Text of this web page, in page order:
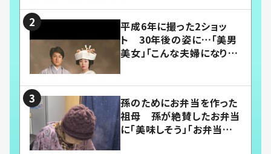
平成6年に撮った2ショッ
ト 30年後の姿に…「美男
美女」「こんな夫婦になりた
孫のためにお弁当を作った
祖母 孫が絶賛したお弁当
に「美味しそう」「お弁当すご